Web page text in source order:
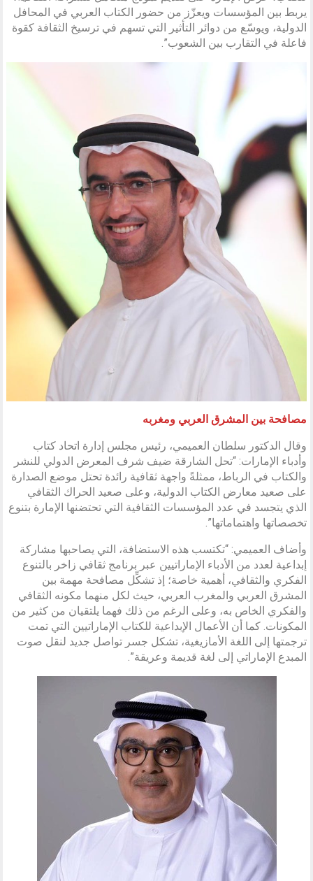
يربط بين المؤسسات ويعزّز من حضور الكتاب العربي في المحافل
الدولية، ويوسّع من دوائر التأثير التي تسهم في ترسيخ الثقافة كقوة
فاعلة في التقارب بين الشعوب”.
مصافحة بين المشرق العربي ومغربه
وقال الدكتور سلطان العميمي، رئيس مجلس إدارة اتحاد كتاب
وأدباء الإمارات: “تحل الشارقة ضيف شرف المعرض الدولي للنشر
والكتاب في الرباط، ممثلةً واجهة ثقافية رائدة تحتل موضع الصدارة
على صعيد معارض الكتاب الدولية، وعلى صعيد الحراك الثقافي
الذي يتجسد في عدد المؤسسات الثقافية التي تحتضنها الإمارة بتنوع
تخصصاتها واهتماماتها”.
وأضاف العميمي: “تكتسب هذه الاستضافة، التي يصاحبها مشاركة
إبداعية لعدد من الأدباء الإماراتيين عبر برنامج ثقافي زاخر بالتنوع
الفكري والثقافي، أهمية خاصة؛ إذ تشكِّل مصافحة مهمة بين
المشرق العربي والمغرب العربي، حيث لكل منهما مكونه الثقافي
والفكري الخاص به، وعلى الرغم من ذلك فهما يلتقيان من كثير من
المكونات. كما أن الأعمال الإبداعية للكتاب الإماراتيين التي تمت
ترجمتها إلى اللغة الأمازيغية، تشكل جسر تواصل جديد لنقل صوت
المبدع الإماراتي إلى لغة قديمة وعريقة”.